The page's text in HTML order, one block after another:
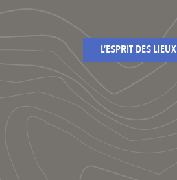
L’ESPRIT DES LIEUX